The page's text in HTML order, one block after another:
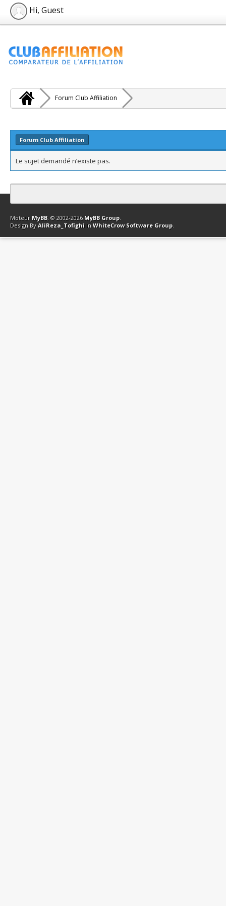
Hi, Guest
Forum Club Affiliation
Forum Club Affiliation
Le sujet demandé n’existe pas.
Contact Club Affiliation Retourner en haut Version bas-débit
Moteur MyBB, © 2002-2026 MyBB Group.
Design By AliReza_Tofighi In WhiteCrow Software Group.